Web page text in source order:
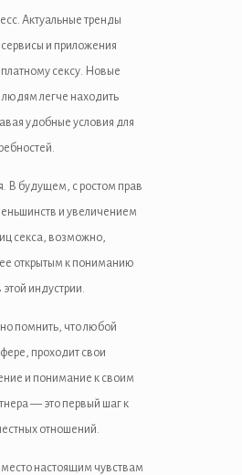
Актуальные тренды
и приложения
сексу. Новые
легче находить
удобные условия для
В будущем, с ростом прав
и увеличением
секса, возможно,
открытым к пониманию
индустрии.
помнить, что любой
проходит свои
и понимание к своим
— это первый шаг к
отношений.
настоящим чувствам